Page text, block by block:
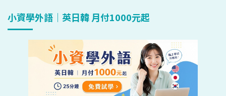
小資學外語｜英日韓 月付1000元起